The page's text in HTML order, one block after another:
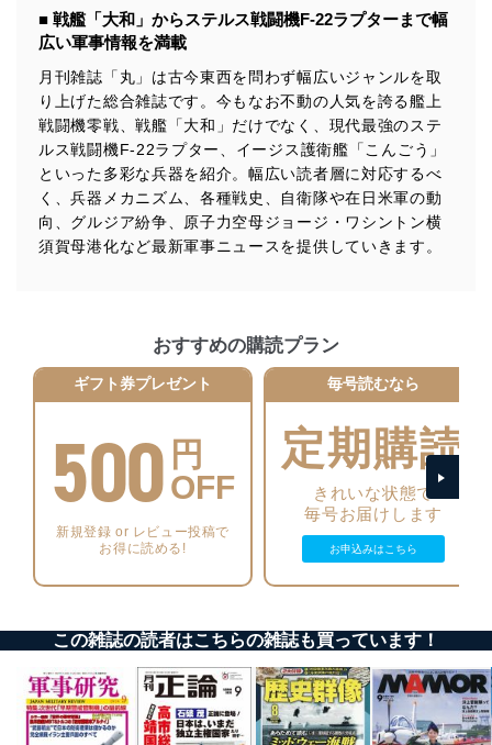
供・開示は行いません。当社においてはこれらの取り組
みを確実にするため、従業者等の教育を徹底してまいり
ます。また、目的外利用を行わないために、適切な管理
措置を講じます。
法令遵守
当社は、個人情報に関連する法令、国が定める指針及び
その他の規範を遵守します。また、当社の管理の仕組み
に、これらの法令及びその他の規範を常に適合させま
す。
個人情報の安全管理措置
施し、個人情報の漏えい、滅失またはき損の防止及び是
正に努めます。
アクセス制御
個人データを取り扱うことのできる機器及び当該
機器を取り扱う従業者を明確化し、 個人データへ
の不要なアクセスを防止しています。
アクセス者の識別と認証
機器に標準装備されているユーザー制御機能（ユ
ーザーアカウント制御）により、個人情報データ
ベース等を取り扱う情報システムを使用する従業
個人データを取り扱う機器等のオペレーティング
システムを最新の状態に保持しています。
個人データを取り扱う機器等にセキュリティ対策
ソフトウェア等を導入し、自動更新 機能等の活用
により、これを最新状態としています。
■ 戦艦「大和」からステルス戦闘機F-22ラプターまで幅
広い軍事情報を満載
月刊雑誌「丸」は古今東西を問わず幅広いジャンルを取
り上げた総合雑誌です。今もなお不動の人気を誇る艦上
戦闘機零戦、戦艦「大和」だけでなく、現代最強のステ
ルス戦闘機F-22ラプター、イージス護衛艦「こんごう」
といった多彩な兵器を紹介。幅広い読者層に対応するべ
く、兵器メカニズム、各種戦史、自衛隊や在日米軍の動
向、グルジア紛争、原子力空母ジョージ・ワシントン横
須賀母港化など最新軍事ニュースを提供していきます。
おすすめの購読プラン
ギフト券プレゼント
500 円
OFF
新規登録 or レビュー投稿で
お得に読める!
毎号読むなら
定期購読
きれいな状態で
毎号お届けします
お申込みはこちら
この雑誌の読者はこちらの雑誌も買っています！